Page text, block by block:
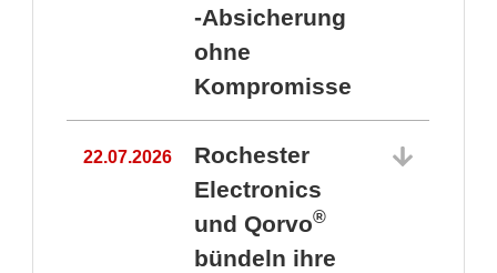
-Absicherung
ohne
Kompromisse
22.07.2026
Rochester
Electronics
und Qorvo®
bündeln ihre